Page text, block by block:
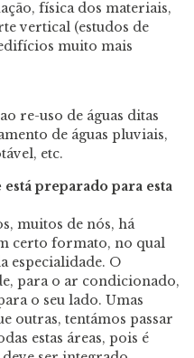
física dos materiais,
vertical (estudos de
muito mais
re-uso de águas ditas
de águas pluviais,
etc.
preparado para esta
muitos de nós, há
certo formato, no qual
especialidade. O
para o ar condicionado,
o seu lado. Umas
outras, tentámos passar
estas áreas, pois é